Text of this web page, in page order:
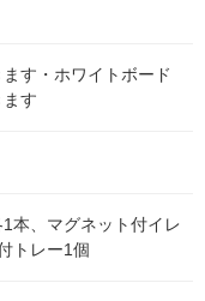
す・ホワイトボード
す
本、マグネット付イレ
トレー1個